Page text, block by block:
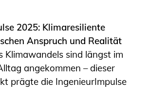
2025: Klimaresiliente
Anspruch und Realität
Klimawandels sind längst im
angekommen – dieser
prägte die IngenieurImpulse